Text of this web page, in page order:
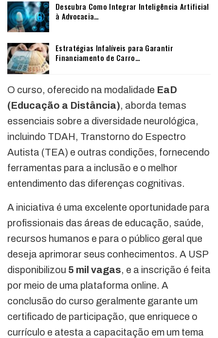
Descubra Como Integrar Inteligência Artificial
à Advocacia…
Estratégias Infalíveis para Garantir
Financiamento de Carro…
O curso, oferecido na modalidade EaD
(Educação a Distância), aborda temas
essenciais sobre a diversidade neurológica,
incluindo TDAH, Transtorno do Espectro
Autista (TEA) e outras condições, fornecendo
ferramentas para a inclusão e o melhor
entendimento das diferenças cognitivas.
A iniciativa é uma excelente oportunidade para
profissionais das áreas de educação, saúde,
recursos humanos e para o público geral que
deseja aprimorar seus conhecimentos. A USP
disponibilizou 5 mil vagas, e a inscrição é feita
por meio de uma plataforma online. A
conclusão do curso geralmente garante um
certificado de participação, que enriquece o
currículo e atesta a capacitação em um tema